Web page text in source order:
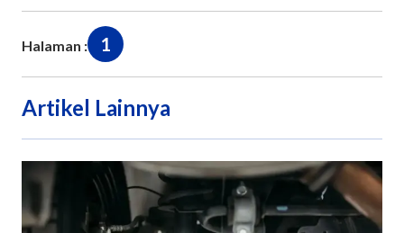
Halaman : 1
Artikel Lainnya